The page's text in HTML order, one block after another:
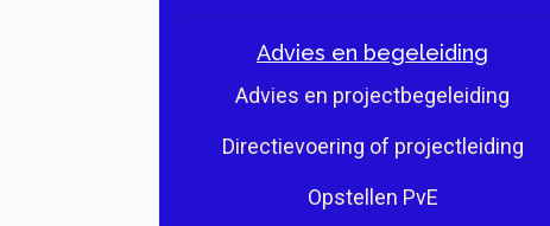
Advies en begeleiding
Advies en projectbegeleiding
Directievoering of projectleiding
Opstellen PvE